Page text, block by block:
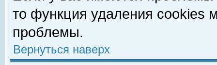
то функция удаления cookies
проблемы.
Вернуться наверх